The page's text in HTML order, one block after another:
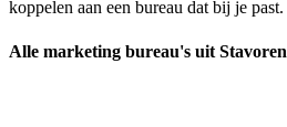
koppelen aan een bureau dat bij je past.
Alle marketing bureau's uit Stavoren